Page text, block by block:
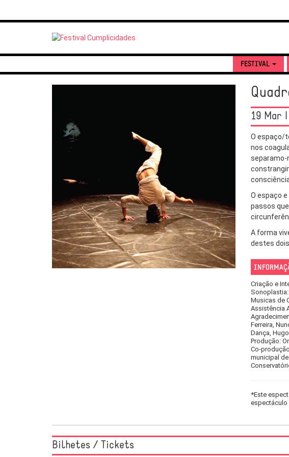
FESTIVAL
19 Mar
O espaço/
nos
separamo-
O espaço
passos
A forma
destes
Criação e
Musicas de
Assistência
Ferreira,
Dança,
Produção:
Co-
municipal de
*Este
espectáculo
Bilhetes / Tickets